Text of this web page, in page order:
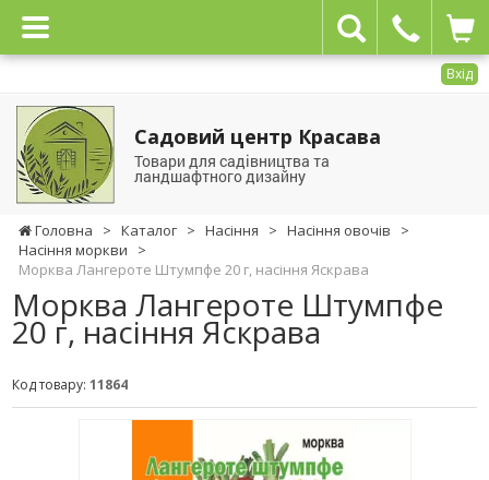
Вхід
Садовий центр Красава
Товари для садівництва та
ландшафтного дизайну
Головна > Каталог > Насіння > Насіння овочів
>
Насіння моркви
>
Морква Лангероте Штумпфе 20 г, насіння Яскрава
Морква Лангероте Штумпфе
20 г, насіння Яскрава
Код товару: 11864